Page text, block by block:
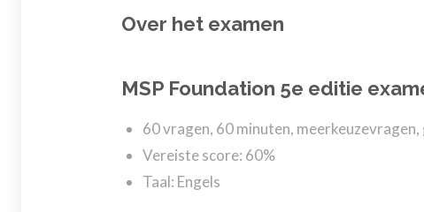
Over het examen
MSP Foundation 5e editie
60 vragen, 60 minuten, meerkeuzevragen,
Vereiste score: 60%
Taal: Engels